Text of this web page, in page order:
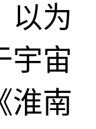
以为
宇宙
南